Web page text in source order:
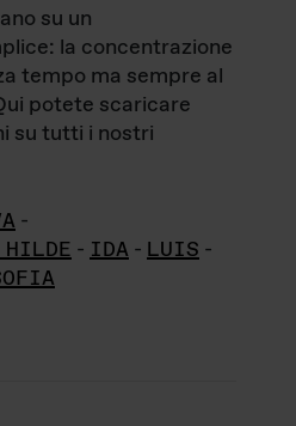
su un
la concentrazione
tempo ma sempre al
potete scaricare
su tutti i nostri
-
- IDA - LUIS -